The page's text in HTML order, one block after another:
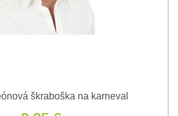
škraboška na karneval